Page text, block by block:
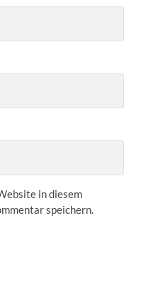
in diesem
speichern.